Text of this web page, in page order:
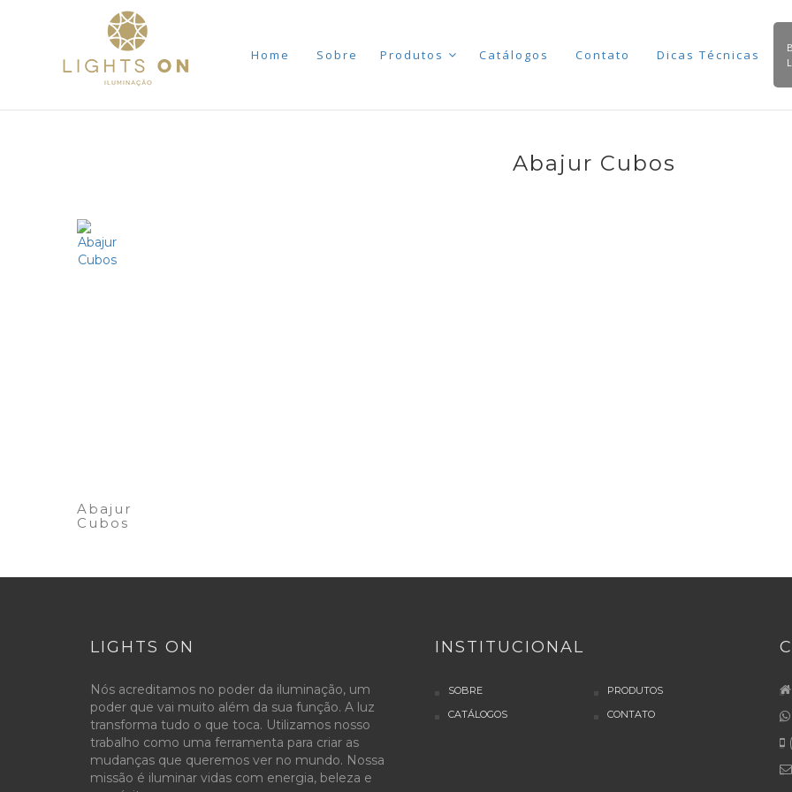
Home Sobre Produtos Catálogos Contato Dicas Técnicas
Abajur Cubos
Abajur
Cubos
LIGHTS ON
Nós acreditamos no poder da iluminação, um
poder que vai muito além da sua função. A luz
transforma tudo o que toca. Utilizamos nosso
trabalho como uma ferramenta para criar as
mudanças que queremos ver no mundo. Nossa
missão é iluminar vidas com energia, beleza e
INSTITUCIONAL
SOBRE
PRODUTOS
CATÁLOGOS
CONTATO